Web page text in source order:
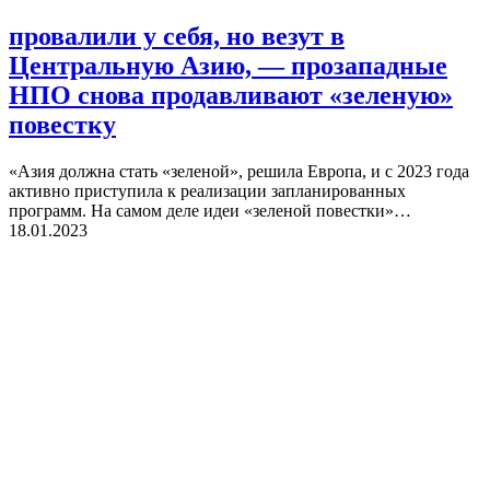
провалили у себя, но везут в
Центральную Азию, — прозападные
НПО снова продавливают «зеленую»
повестку
«Азия должна стать «зеленой», решила Европа, и с 2023 года
активно приступила к реализации запланированных
программ. На самом деле идеи «зеленой повестки»…
18.01.2023